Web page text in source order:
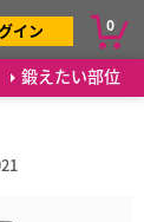
鍛えたい部位
イン 0